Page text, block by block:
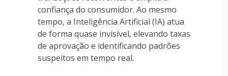
confiança do consumidor. Ao mesmo
tempo, a Inteligência Artificial (IA) atua
de forma quase invisível, elevando taxas
de aprovação e identificando padrões
suspeitos em tempo real.